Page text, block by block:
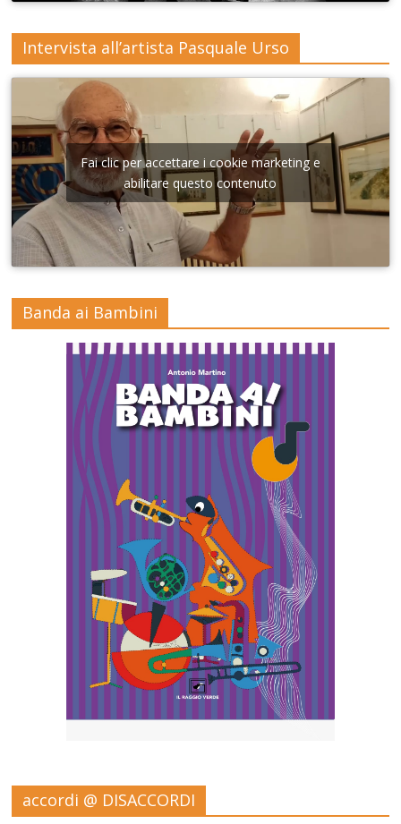
Intervista all’artista Pasquale Urso
Fai clic per accettare i cookie marketing e
abilitare questo contenuto
Banda ai Bambini
accordi @ DISACCORDI